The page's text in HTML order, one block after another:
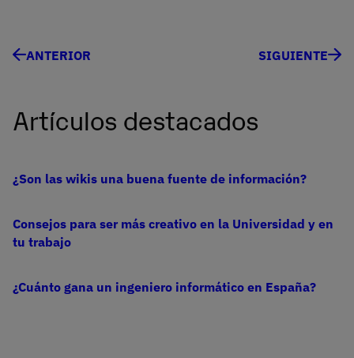
ANTERIOR SIGUIENTE
Artículos destacados
¿Son las wikis una buena fuente de información?
Consejos para ser más creativo en la Universidad y en
tu trabajo
¿Cuánto gana un ingeniero informático en España?